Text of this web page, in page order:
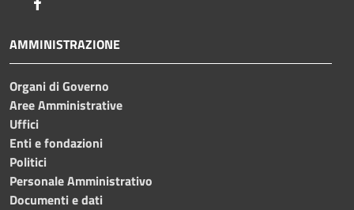
AMMINISTRAZIONE
Organi di Governo
Aree Amministrative
Uffici
Enti e fondazioni
Politici
Personale Amministrativo
Documenti e dati